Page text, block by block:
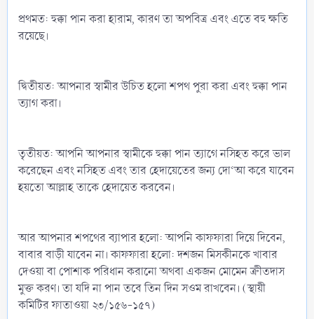
প্রথমত: হুক্কা পান করা হারাম, কারণ তা অপবিত্র এবং এতে বহু ক্ষতি
রয়েছে।
দ্বিতীয়ত: আপনার স্বামীর উচিত হলো শপথ পুরা করা এবং হুক্কা পান
ত্যাগ করা।
তৃতীয়ত: আপনি আপনার স্বামীকে হুক্কা পান ত্যাগে নসিহত করে ভাল
করেছেন এবং নসিহত এবং তার হেদায়েতের জন্য দো‘আ করে যাবেন
হয়তো আল্লাহ তাকে হেদায়েত করবেন।
আর আপনার শপথের ব্যাপার হলো: আপনি কাফফারা দিয়ে দিবেন,
বাবার বাড়ী যাবেন না। কাফফারা হলো: দশজন মিসকীনকে খাবার
দেওয়া বা পোশাক পরিধান করানো অথবা একজন মোমেন ক্রীতদাস
মুক্ত করণ। তা যদি না পান তবে তিন দিন সওম রাখবেন। (স্থায়ী
কমিটির ফাতাওয়া ২৩/১৫৬-১৫৭)